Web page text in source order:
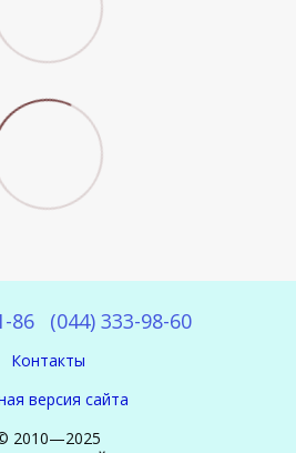
86 (044) 333-98-60
Контакты
версия сайта
2010—2025